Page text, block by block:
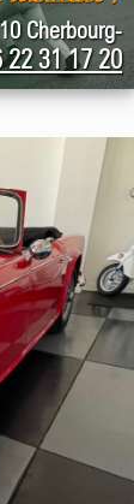
Cherbourg-
22 31 17 20